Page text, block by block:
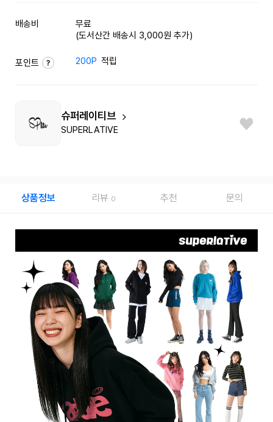
배송비
무료
(도서산간 배송시 3,000원 추가)
포인트 200P 적립
슈퍼레이티브
SUPERLATIVE
상품정보 리뷰 0 추천 문의